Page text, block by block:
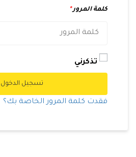
كلمة المرور*
تذكرني
تسجيل الدخول
فقدت كلمة المرور الخاصة بك؟